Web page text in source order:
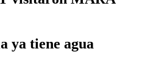
ya tiene agua